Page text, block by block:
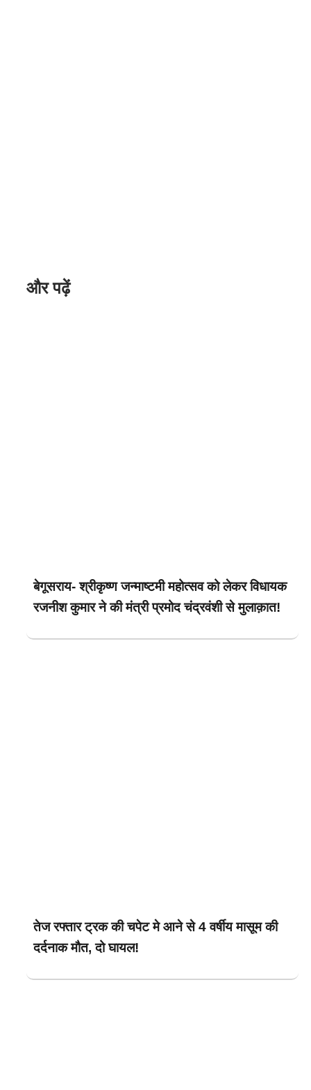
और पढ़ें
बेगूसराय- श्रीकृष्ण जन्माष्टमी महोत्सव को लेकर विधायक
रजनीश कुमार ने की मंत्री प्रमोद चंद्रवंशी से मुलाक़ात!
तेज रफ्तार ट्रक की चपेट मे आने से 4 वर्षीय मासूम की
दर्दनाक मौत, दो घायल!